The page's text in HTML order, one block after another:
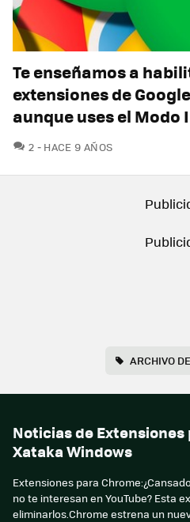
Te enseñamos a
extensiones de
aunque uses el Modo
2 COMENTARIOS
HACE 9 AÑOS
ARCHIVO
Noticias de Extensiones
Xataka Windows
Extensiones para
no te interesan en YouTube? Esta
eliminarlos.Chrome estrena un